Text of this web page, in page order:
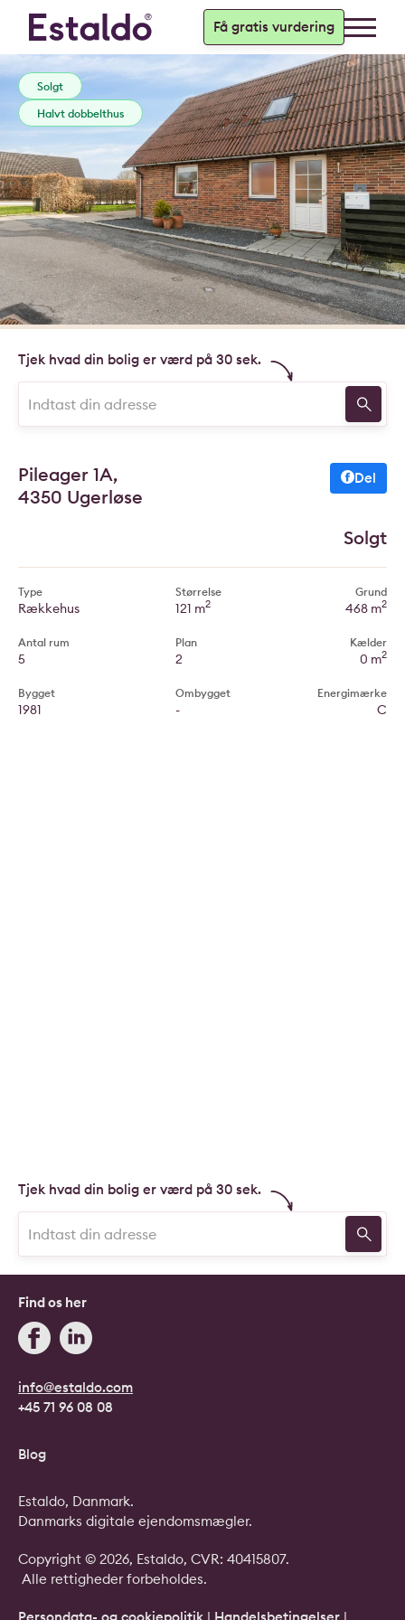
Få gratis vurdering
Solgt
Halvt dobbelthus
Tjek hvad din bolig er værd på 30 sek.
Pileager 1A,
4350 Ugerløse
Del
Solgt
Type
Rækkehus
Antal rum
5
Bygget
1981
Størrelse
121 m2
Plan
2
Ombygget
-
Grund
468 m2
Kælder
0 m2
Energimærke
C
Tjek hvad din bolig er værd på 30 sek.
info@estaldo.com
+45 71 96 08 08
Find os her
Blog
Copyright © 2026, Estaldo, CVR: 40415807.
Alle rettigheder forbeholdes.
Persondata- og cookiepolitik | Handelsbetingelser |
Estaldo, Danmark.
Danmarks digitale ejendomsmægler.